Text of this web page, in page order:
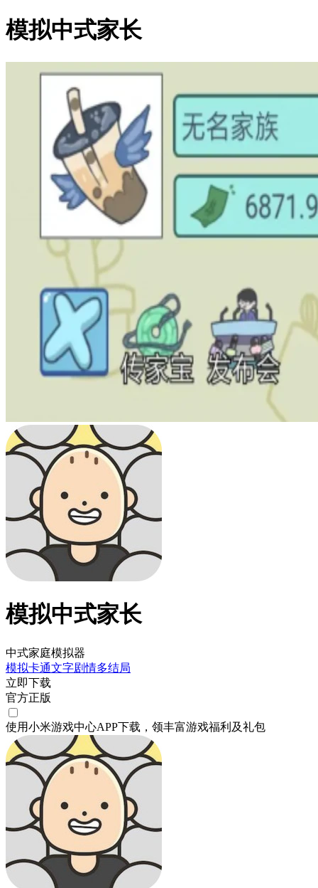
模拟中式家长
模拟中式家长
中式家庭模拟器
模拟卡通文字剧情多结局
立即下载
官方正版
使用小米游戏中心APP下载 ，领丰富游戏福利 及礼包